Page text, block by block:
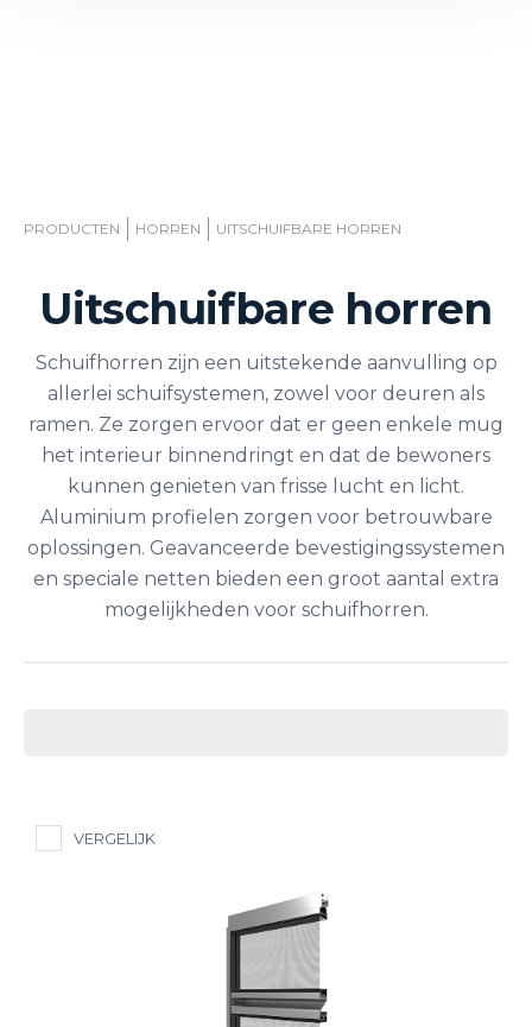
PRODUCTEN HORREN UITSCHUIFBARE HORREN
Uitschuifbare horren
Schuifhorren zijn een uitstekende aanvulling op
allerlei schuifsystemen, zowel voor deuren als
ramen. Ze zorgen ervoor dat er geen enkele mug
het interieur binnendringt en dat de bewoners
kunnen genieten van frisse lucht en licht.
Aluminium profielen zorgen voor betrouwbare
oplossingen. Geavanceerde bevestigingssystemen
en speciale netten bieden een groot aantal extra
mogelijkheden voor schuifhorren.
VERGELIJK